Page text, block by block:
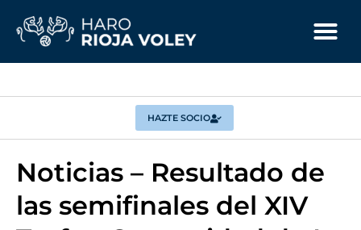
HAZTE SOCIO
Noticias – Resultado de
las semifinales del XIV